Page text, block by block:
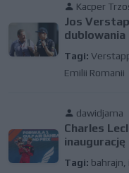
Kacper
Jos
dublowania
Tagi:
Emilii Romanii
dawidjama
Charles
inaugurację
Tagi: bahrajn